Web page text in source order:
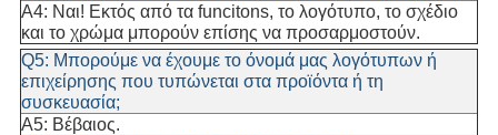
A4: Ναι! Εκτός από τα funcitons, το λογότυπο, το σχέδιο
και το χρώμα μπορούν επίσης να προσαρμοστούν.
Q5: Μπορούμε να έχουμε το όνομά μας λογότυπων ή
επιχείρησης που τυπώνεται στα προϊόντα ή τη
συσκευασία;
A5: Βέβαιος.